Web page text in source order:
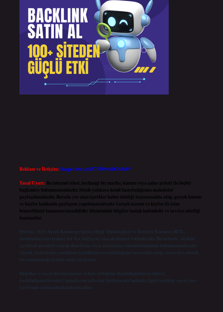
Reklam ve İletişim:Skype: live:.cid.575569c608265c69
Yasal Uyarı: Bu internet sitesi, herhangi bir marka, kurum veya şahıs şirketi ile hiçbir
bağlantısı bulunmamaktadır. Sitede yalnızca kendi hazırladığımız makaleler
paylaşılmaktadır. Burada yer alan içerikler haber niteliği taşımamakta olup, gerçek kurum
ve kişiler hakkında paylaşım yapılmamaktadır. Gerçek kurum ve kişiler ile isim
benzerlikleri tamamen tesadüfidir. Sitemizdeki bilgiler taslak halindedir ve tavsiye niteliği
taşımazlar.
Sitemiz, 5651 Sayılı Kanun gereğince Bilgi Teknolojileri ve İletişim Kurumu (BTK)
tarafından onaylanmış bir Yer Sağlayıcı olarak hizmet vermektedir. Bu nedenle, sitedeki
içerikleri proaktif olarak denetleme veya araştırma yükümlülüğümüz bulunmamaktadır.
Ancak, üyelerimiz yazdıkları içeriklerin sorumluluğunu taşımakta olup, siteye üye olarak
bu sorumluluğu kabul etmiş sayılırlar.
Hukuka ve yasal düzenlemelere aykırı olduğunu düşündüğünüz içerikleri,
backlinkpanelicomtr@gmail.com adresine bildirmeniz halinde, ilgili içerikler yasal süre
içerisinde sitemizden kaldırılacaktır.